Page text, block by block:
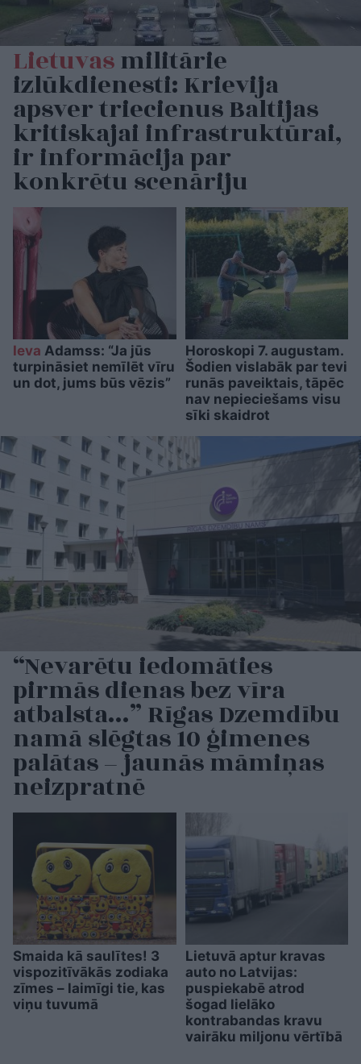
Lietuvasmilitārie
izlūkdienesti: Krievija
apsver triecienus Baltijas
kritiskajai infrastruktūrai,
ir informācija par
konkrētu scenāriju
Ieva Adamss: “Ja jūs
turpināsiet nemīlēt vīru
un dot, jums būs vēzis”
Horoskopi 7. augustam.
Šodien vislabāk par tevi
runās paveiktais, tāpēc
nav nepieciešams visu
sīki skaidrot
“Nevarētu iedomāties
pirmās dienas bez vīra
atbalsta…” Rīgas Dzemdību
namā slēgtas 10 ģimenes
palātas – jaunās māmiņas
neizpratnē
Smaida kā saulītes! 3
vispozitīvākās zodiaka
zīmes – laimīgi tie, kas
viņu tuvumā
Lietuvā aptur kravas
auto no Latvijas:
puspiekabē atrod
šogad lielāko
kontrabandas kravu
vairāku miljonu vērtībā